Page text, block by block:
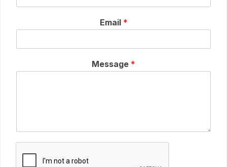
Email *
Message *